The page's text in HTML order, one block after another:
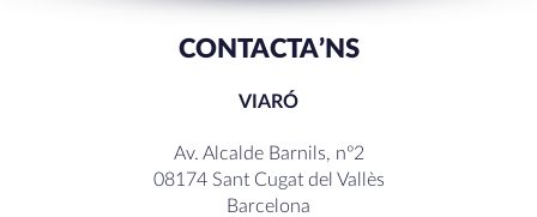
CONTACTA’NS
VIARÓ
Av. Alcalde Barnils, nº2
08174 Sant Cugat del Vallès
Barcelona